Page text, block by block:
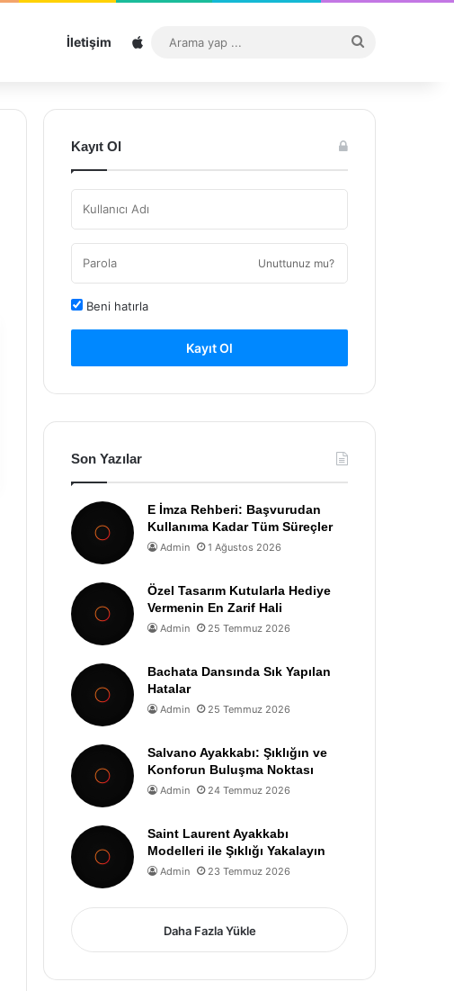
İletişim Sitemap
...
Kayıt Ol
Unuttunuz mu?
Beni hatırla
Kayıt Ol
Son Yazılar
E İmza Rehberi: Başvurudan
Kullanıma Kadar Tüm Süreçler
Admin 1 Ağustos 2026
Özel Tasarım Kutularla Hediye
Vermenin En Zarif Hali
Admin 25 Temmuz 2026
Bachata Dansında Sık Yapılan
Hatalar
Admin 25 Temmuz 2026
Salvano Ayakkabı: Şıklığın ve
Konforun Buluşma Noktası
Admin 24 Temmuz 2026
Saint Laurent Ayakkabı
Modelleri ile Şıklığı Yakalayın
Admin 23 Temmuz 2026
Daha Fazla Yükle